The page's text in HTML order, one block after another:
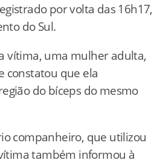
por volta das 16h17,
do Sul.
vítima, uma mulher adulta,
constatou que ela
do bíceps do mesmo
companheiro, que utilizou
também informou à